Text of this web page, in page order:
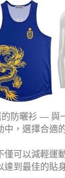
防曬衫 — 與
，選擇合適
可以減輕
到最佳的貼